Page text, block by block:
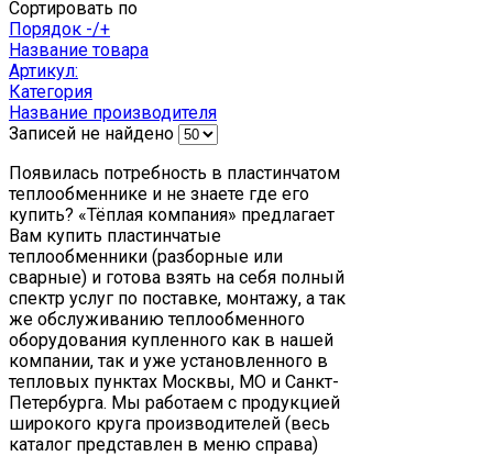
Сортировать по
Порядок -/+
Название товара
Артикул:
Категория
Название производителя
Записей не найдено
Появилась потребность в пластинчатом
теплообменнике и не знаете где его
купить? «Тёплая компания» предлагает
Вам купить пластинчатые
теплообменники (разборные или
сварные) и готова взять на себя полный
спектр услуг по поставке, монтажу, а так
же обслуживанию теплообменного
оборудования купленного как в нашей
компании, так и уже установленного в
тепловых пунктах Москвы, МО и Санкт-
Петербурга. Мы работаем с продукцией
широкого круга производителей (весь
каталог представлен в меню справа)